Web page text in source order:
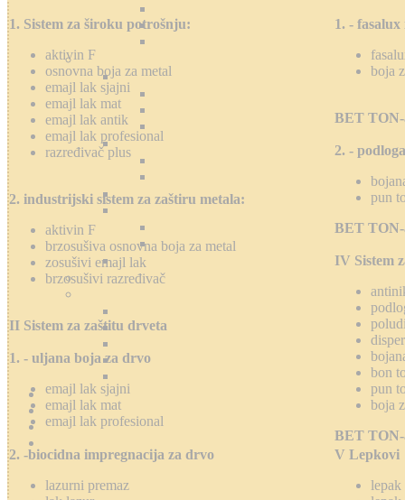
1. Sistem za široku potrošnju:
aktivin F
osnovna boja za metal
emajl lak sjajni
emajl lak mat
emajl lak antik
emajl lak profesional
razređivač plus
2. industrijski sistem za zaštiru metala:
aktivin F
brzosušiva osnovna boja za metal
zosušivi emajl lak
brzosušivi razređivač
II Sistem za zaštitu drveta
1. - uljana boja za drvo
emajl lak sjajni
emajl lak mat
emajl lak profesional
1. -
boja
BET
2. -
pun
BET
IV Sistem
bon
pun
boja
BET
2. -biocidna impregnacija za drvo
lazurni premaz
V Lepkovi
lepak